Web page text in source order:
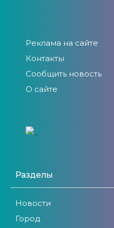
Реклама на сайте
Контакты
Сообщить новость
О сайте
Разделы
Новости
Город